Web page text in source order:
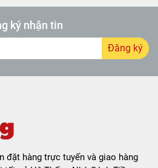
ký nhận tin
Đăng ký
đặt hàng trực tuyến và giao hàng